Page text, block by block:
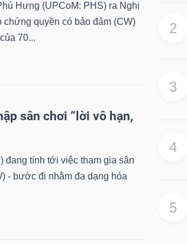
Hưng (UPCoM: PHS) ra Nghị
chứng quyền có bảo đảm (CW)
70...
sân chơi “lời vô hạn,
đang tính tới việc tham gia sân
- bước đi nhằm đa dạng hóa
2
3
4
5